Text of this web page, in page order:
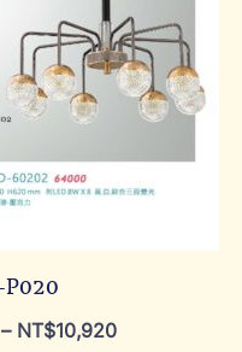
P020
NT$10,920